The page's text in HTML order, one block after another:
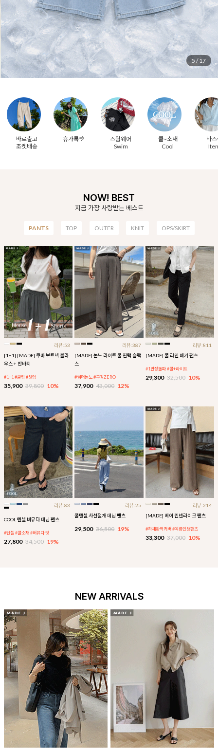
6 /17
바로출고
조켓배송
휴가룩🌴
스윔웨어
Swim
쿨~소재
Cool
바
NOW! BEST
지금 가장 사랑받는 베스트
PANTS TOP OUTER KNIT OPS/SKIRT
리뷰:53
[1+1] [MADE] 쿠바 보트넥 블라
우스 + 반바지
#1+1 #쿨링 #셋업
35,900 39,800 10%
리뷰:387
[MADE] 논노 라이트 쿨 핀턱 슬랙
스
#썸머논노 #구김ZERO
37,900 43,000 12%
리뷰:811
[MADE] 쿨 라인 배기 팬츠
#1만장돌파 #쿨+라이트
29,300 32,500 10%
리뷰:83
COOL 텐셀 버뮤다 데님 팬츠
#텐셀 #쿨소재 #버뮤다 핏
27,800 34,500 19%
리뷰:25
쿨텐셀 사선절개 데님 팬츠
29,500 36,500 19%
리뷰:214
[MADE] 베이 린넨라이크 팬츠
#하체완벽커버 #여름인생팬츠
33,300 37,000 10%
NEW ARRIVALS